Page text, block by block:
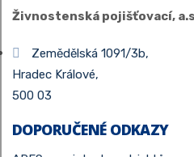
Živnostenská pojišťovací,
Zemědělská 1091/3b,
Hradec Králové,
500 03
DOPORUČENÉ ODKAZY